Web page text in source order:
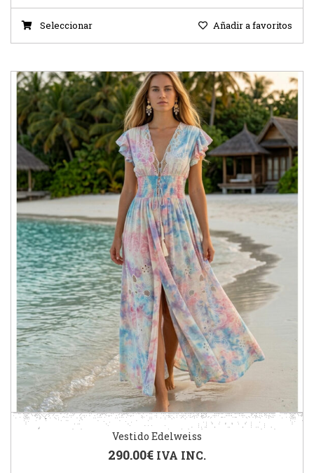
Seleccionar Añadir a favoritos
Vestido Edelweiss
290.00€ IVA INC.